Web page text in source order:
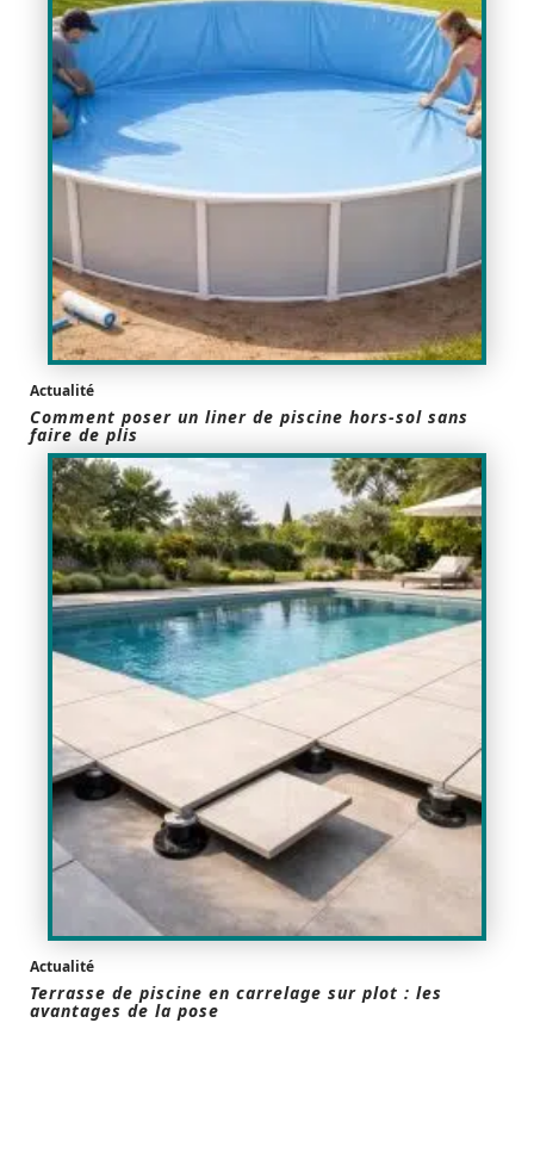
Actualité
Comment poser un liner de piscine hors-sol sans
faire de plis
Actualité
Terrasse de piscine en carrelage sur plot : les
avantages de la pose